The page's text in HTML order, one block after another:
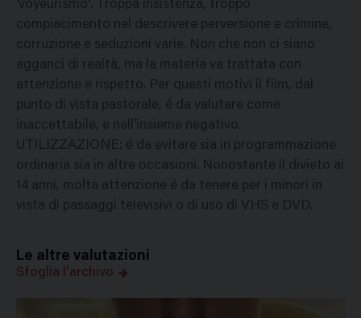
'voyeurismo'. Troppa insistenza, troppo
compiacimento nel descrivere perversione e crimine,
corruzione e seduzioni varie. Non che non ci siano
agganci di realtà, ma la materia va trattata con
attenzione e rispetto. Per questi motivi il film, dal
punto di vista pastorale, é da valutare come
inaccettabile, e nell'insieme negativo.
UTILIZZAZIONE: é da evitare sia in programmazione
ordinaria sia in altre occasioni. Nonostante il divieto ai
14 anni, molta attenzione é da tenere per i minori in
vista di passaggi televisivi o di uso di VHS e DVD.
Le altre valutazioni
Sfoglia l'archivo